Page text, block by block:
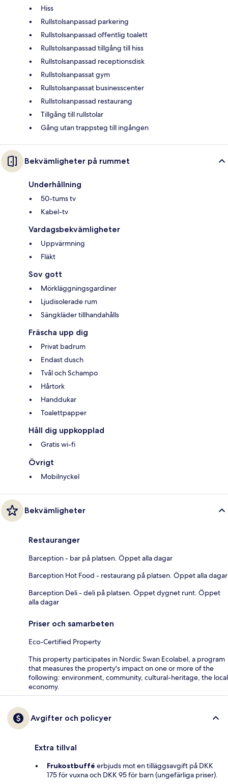
Hiss
Rullstolsanpassad parkering
Rullstolsanpassad offentlig toalett
Rullstolsanpassad tillgång till hiss
Rullstolsanpassad receptionsdisk
Rullstolsanpassat gym
Rullstolsanpassat businesscenter
Rullstolsanpassad restaurang
Tillgång till rullstolar
Gång utan trappsteg till ingången
Bekvämligheter på rummet
Underhållning
50-tums tv
Kabel-tv
Vardagsbekvämligheter
Uppvärmning
Fläkt
Sov gott
Mörkläggningsgardiner
Ljudisolerade rum
Sängkläder tillhandahålls
Fräscha upp dig
Privat badrum
Endast dusch
Tvål och Schampo
Hårtork
Handdukar
Toalettpapper
Håll dig uppkopplad
Gratis wi-fi
Övrigt
Mobilnyckel
Bekvämligheter
Restauranger
Barception - bar på platsen. Öppet alla dagar
Barception Hot Food - restaurang på platsen. Öppet alla dagar
Barception Deli - deli på platsen. Öppet dygnet runt. Öppet
alla dagar
Priser och samarbeten
Eco-Certified Property
This property participates in Nordic Swan Ecolabel, a program
that measures the property's impact on one or more of the
following: environment, community, cultural-heritage, the local
economy.
Avgifter och policyer
Extra tillval
Frukostbuffé erbjuds mot en tilläggsavgift på DKK
175 för vuxna och DKK 95 för barn (ungefärliga priser).